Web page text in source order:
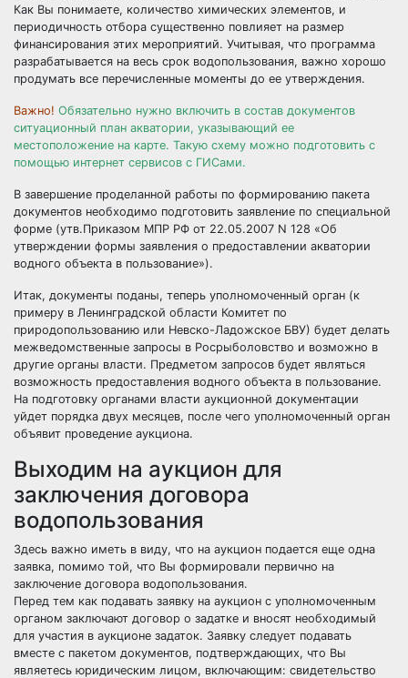
Как Вы понимаете, количество химических элементов, и
периодичность отбора существенно повлияет на размер
финансирования этих мероприятий. Учитывая, что программа
разрабатывается на весь срок водопользования, важно хорошо
продумать все перечисленные моменты до ее утверждения.
Важно! Обязательно нужно включить в состав документов
ситуационный план акватории, указывающий ее
местоположение на карте. Такую схему можно подготовить с
помощью интернет сервисов с ГИСами.
В завершение проделанной работы по формированию пакета
документов необходимо подготовить заявление по специальной
форме (утв.Приказом МПР РФ от 22.05.2007 N 128 «Об
утверждении формы заявления о предоставлении акватории
водного объекта в пользование»).
Итак, документы поданы, теперь уполномоченный орган (к
примеру в Ленинградской области Комитет по
природопользованию или Невско-Ладожское БВУ) будет делать
межведомственные запросы в Росрыболовство и возможно в
другие органы власти. Предметом запросов будет являться
возможность предоставления водного объекта в пользование.
На подготовку органами власти аукционной документации
уйдет порядка двух месяцев, после чего уполномоченный орган
объявит проведение аукциона.
Выходим на аукцион для
заключения договора
водопользования
Здесь важно иметь в виду, что на аукцион подается еще одна
заявка, помимо той, что Вы формировали первично на
заключение договора водопользования.
Перед тем как подавать заявку на аукцион с уполномоченным
органом заключают договор о задатке и вносят необходимый
для участия в аукционе задаток. Заявку следует подавать
вместе с пакетом документов, подтверждающих, что Вы
являетесь юридическим лицом, включающим: свидетельство